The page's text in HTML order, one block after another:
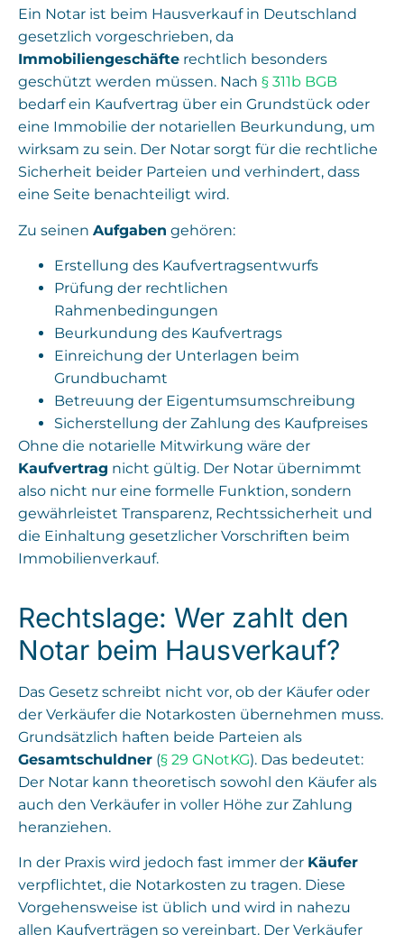
Ein Notar ist beim Hausverkauf in Deutschland
gesetzlich vorgeschrieben, da
Immobiliengeschäfte rechtlich besonders
geschützt werden müssen. Nach § 311b BGB
bedarf ein Kaufvertrag über ein Grundstück oder
eine Immobilie der notariellen Beurkundung, um
wirksam zu sein. Der Notar sorgt für die rechtliche
Sicherheit beider Parteien und verhindert, dass
eine Seite benachteiligt wird.
Zu seinen Aufgaben gehören:
Erstellung des Kaufvertragsentwurfs
Prüfung der rechtlichen
Rahmenbedingungen
Beurkundung des Kaufvertrags
Einreichung der Unterlagen beim
Grundbuchamt
Betreuung der Eigentumsumschreibung
Sicherstellung der Zahlung des Kaufpreises
Ohne die notarielle Mitwirkung wäre der
Kaufvertrag nicht gültig. Der Notar übernimmt
also nicht nur eine formelle Funktion, sondern
gewährleistet Transparenz, Rechtssicherheit und
die Einhaltung gesetzlicher Vorschriften beim
Immobilienverkauf.
Rechtslage: Wer zahlt den
Notar beim Hausverkauf?
Das Gesetz schreibt nicht vor, ob der Käufer oder
der Verkäufer die Notarkosten übernehmen muss.
Grundsätzlich haften beide Parteien als
Gesamtschuldner (§ 29 GNotKG). Das bedeutet:
Der Notar kann theoretisch sowohl den Käufer als
auch den Verkäufer in voller Höhe zur Zahlung
heranziehen.
In der Praxis wird jedoch fast immer der Käufer
verpflichtet, die Notarkosten zu tragen. Diese
Vorgehensweise ist üblich und wird in nahezu
allen Kaufverträgen so vereinbart. Der Verkäufer